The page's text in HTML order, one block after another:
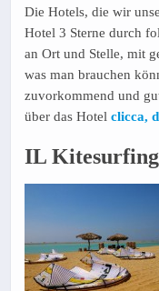
Die Hotels, die wir
Hotel 3 Sterne durch
an Ort und Stelle, mit
was man brauchen
zuvorkommend und
über das Hotel clicca,
IL